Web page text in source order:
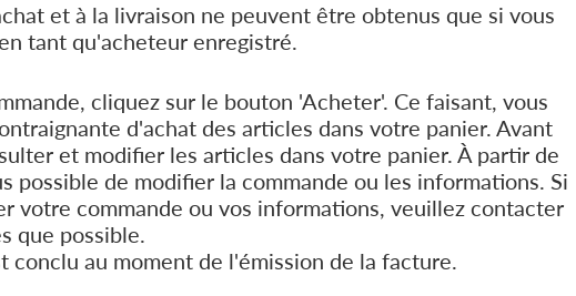
et à la livraison ne peuvent être obtenus que si vous
tant qu'acheteur enregistré.
cliquez sur le bouton 'Acheter'. Ce faisant, vous
d'achat des articles dans votre panier. Avant
et modifier les articles dans votre panier. À partir de
possible de modifier la commande ou les informations. Si
votre commande ou vos informations, veuillez contacter
que possible.
conclu au moment de l'émission de la facture.